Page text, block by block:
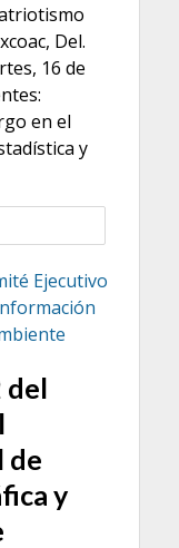
Del.
16 de
en el
y
del
de
y